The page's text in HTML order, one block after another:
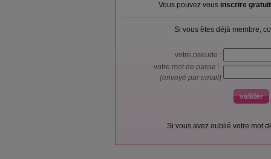
Vous pouvez vous inscrire
Si vous êtes déjà membre,
votre pseudo :
votre mot de passe :
(envoyé par email)
Si vous avez oublié votre mot